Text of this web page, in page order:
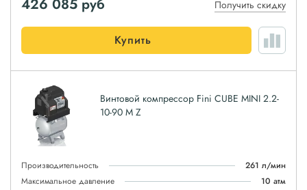
426 085 руб Получить скидку
Купить
Винтовой компрессор Fini CUBE MINI 2.2-
10-90 M Z
Производительность
261 л/мин
Максимальное давление
10 атм